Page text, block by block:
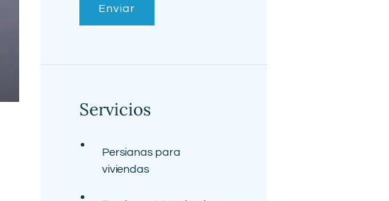
Servicios
Persianas para
viviendas